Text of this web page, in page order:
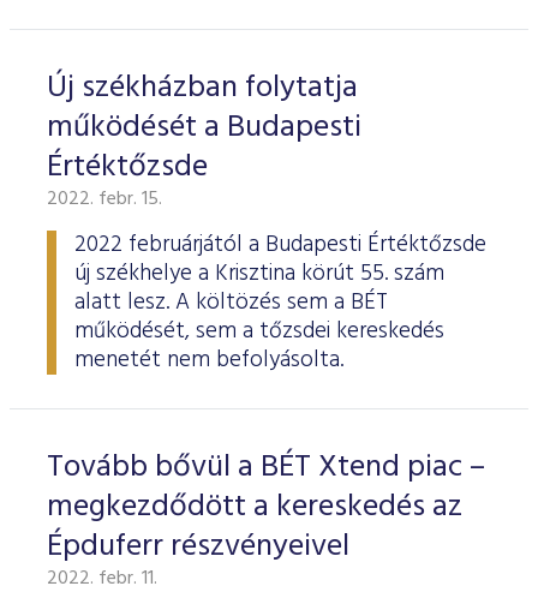
Új székházban folytatja
működését a Budapesti
Értéktőzsde
2022. febr. 15.
2022 februárjától a Budapesti Értéktőzsde
új székhelye a Krisztina körút 55. szám
alatt lesz. A költözés sem a BÉT
működését, sem a tőzsdei kereskedés
menetét nem befolyásolta.
Tovább bővül a BÉT Xtend piac –
megkezdődött a kereskedés az
Épduferr részvényeivel
2022. febr. 11.